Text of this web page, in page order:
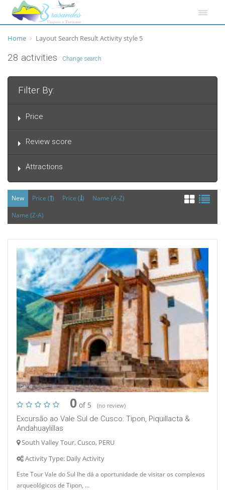
Home Layout Search Result Activity style 5
28 activities Change search
Filter By:
Price
Review score
Attractions
New Price ( ) Price ( )
Name (A-Z)
Name (Z-A)
4
0 of 5 (no review)
Excursão ao Vale Sul de Cusco: Tipon, Piquillacta &
Andahuaylillas
South Valley Tour, Cusco, PERU
Activity Type: Daily Activity
Este Tour Vale do Sul lhe dá a oportunidade de visitar os complexos
arqueológicos de Tipon, ...